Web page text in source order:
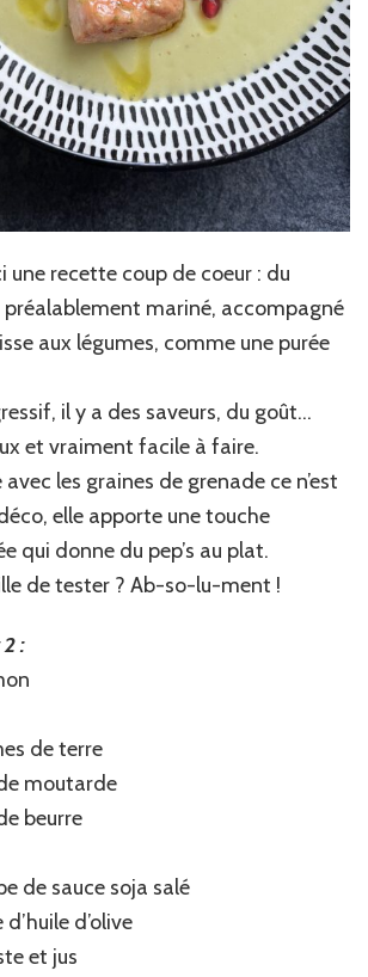
une recette coup de coeur : du
préalablement mariné, accompagné
aux légumes, comme une purée
il y a des saveurs, du goût…
et vraiment facile à faire.
les graines de grenade ce n’est
elle apporte une touche
qui donne du pep’s au plat.
de tester ? Ab-so-lu-ment !
:
de terre
moutarde
beurre
de sauce soja salé
d’olive
et jus